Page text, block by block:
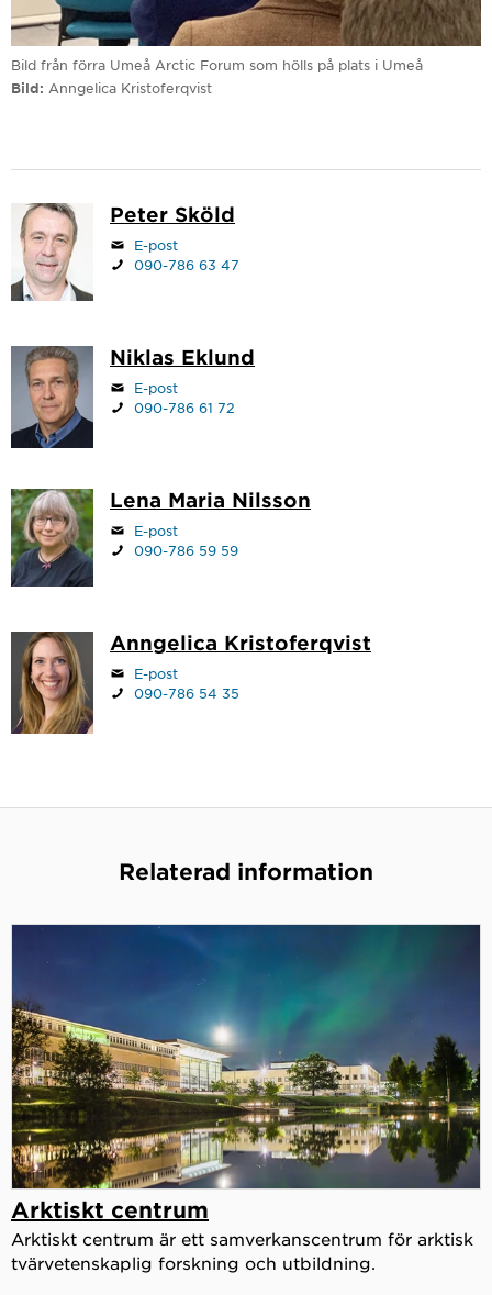
Bild från förra Umeå Arctic Forum som hölls på plats i Umeå
Bild
Anngelica Kristoferqvist
Peter Sköld
E-post
090-786 63 47
Niklas Eklund
E-post
090-786 61 72
Lena Maria Nilsson
E-post
090-786 59 59
Anngelica Kristoferqvist
E-post
090-786 54 35
Relaterad information
Arktiskt centrum
Arktiskt centrum är ett samverkanscentrum för arktisk
tvärvetenskaplig forskning och utbildning.